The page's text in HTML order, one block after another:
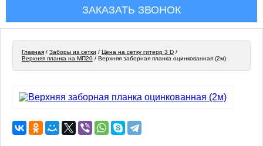
ЗАКАЗАТЬ ЗВОНОК
Главная / Заборы из сетки / Цена на сетку гитерр 3 D /
Верхняя планка на МП20 / Верхняя заборная планка оцинкованная (2м)